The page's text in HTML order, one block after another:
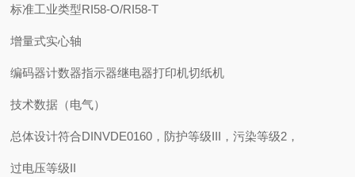
标准工业类型RI58-O/RI58-T
增量式实心轴
编码器计数器指示器继电器打印机切纸机
技术数据（电气）
总体设计符合DINVDE0160，防护等级III，污染等级2，
过电压等级II